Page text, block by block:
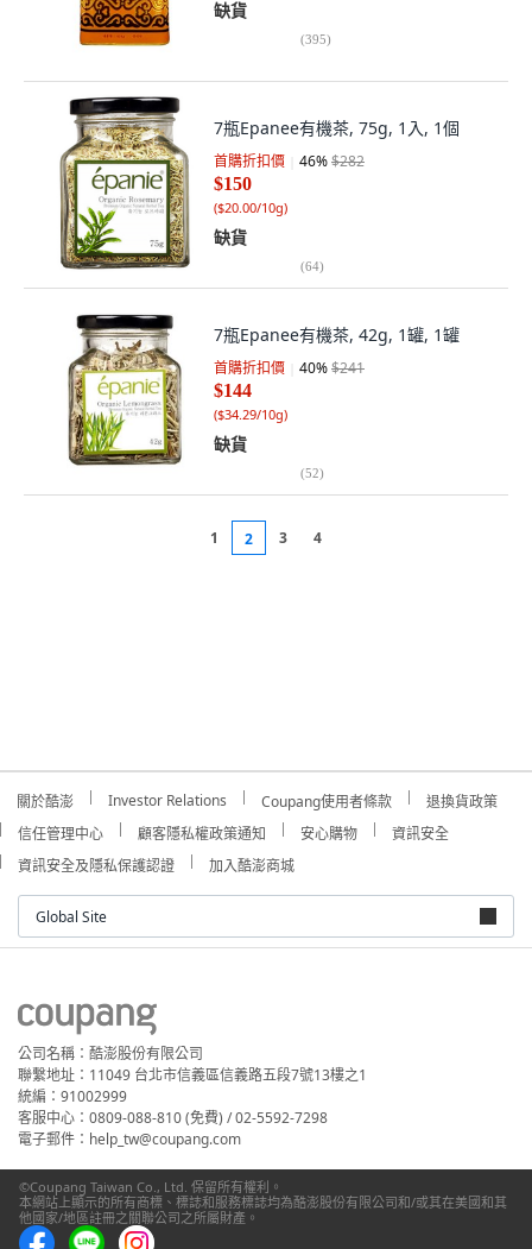
缺貨
(395)
7瓶Epanee有機茶, 75g, 1入, 1個
首購折扣價 46%$282
$150
($20.00/10g)
缺貨
(64)
7瓶Epanee有機茶, 42g, 1罐, 1罐
首購折扣價 40%$241
$144
($34.29/10g)
缺貨
(52)
1 2 3 4
關於酷澎 Investor Relations Coupang使用者條款
退換貨政策
信任管理中心
顧客隱私權政策通知 安心購物
資訊安全
資訊安全及隱私保護認證
加入酷澎商城
Global Site
公司名稱：酷澎股份有限公司
聯繫地址：11049 台北市信義區信義路五段7號13樓之1
統編：91002999
客服中心：0809-088-810 (免費) / 02-5592-7298
電子郵件：help_tw@coupang.com
©Coupang Taiwan Co., Ltd. 保留所有權利。
本網站上顯示的所有商標、標誌和服務標誌均為酷澎股份有限公司和/或其在美國和其
他國家/地區註冊之關聯公司之所屬財產。